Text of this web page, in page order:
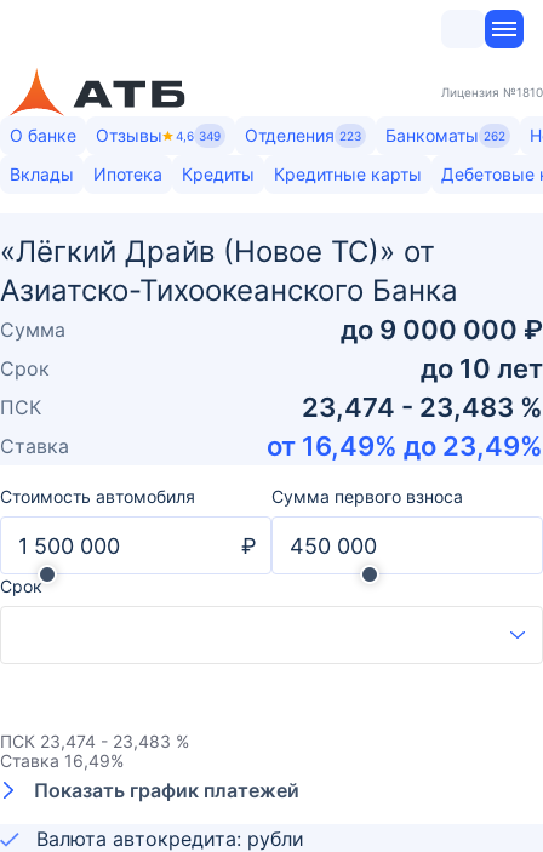
Лицензия №1810
О банке Отзывы 4,6 349 Отделения 223 Банкоматы 262
Вклады
Ипотека Кредиты Кредитные карты Дебетовые
«Лёгкий Драйв (Новое ТС)» от
Азиатско-Тихоокеанского Банка
Сумма до 9 000 000 ₽
Срок до 10 лет
ПСК 23,474 - 23,483 %
Ставка от 16,49% до 23,49%
Валюта автокредита: рубли
Стоимость автомобиля
₽
Сумма первого взноса
Срок
ПСК 23,474 - 23,483 %
Ставка 16,49%
Показать график платежей